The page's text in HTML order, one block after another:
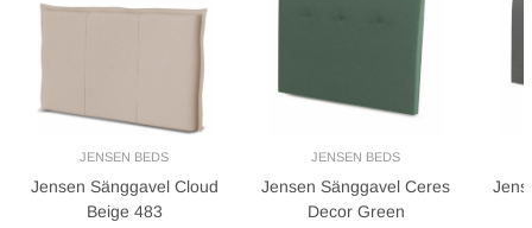
JENSEN BEDS
Jensen Sänggavel Cloud
Beige 483
JENSEN BEDS
Jensen Sänggavel Ceres
Decor Green